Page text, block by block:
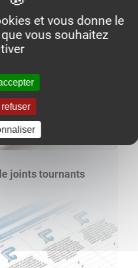
joints tournants
et vous donne le
vous souhaitez
refuser